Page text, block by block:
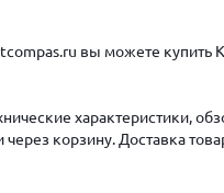
вы можете купить
характеристики,
корзину. Доставка